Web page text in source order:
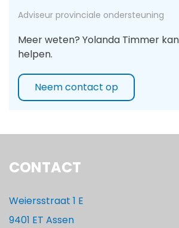
Adviseur provinciale ondersteuning
Meer weten? Yolanda Timmer
helpen.
Neem contact op
CONTACT
Weiersstraat 1 E
9401 ET Assen